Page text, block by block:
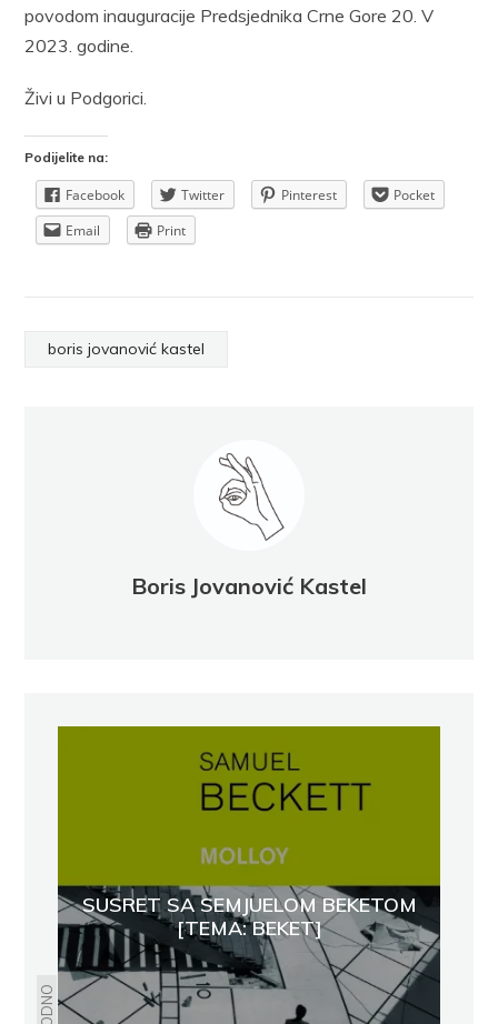
povodom inauguracije Predsjednika Crne Gore 20. V
2023. godine.
Živi u Podgorici.
Podijelite na:
Facebook Twitter Pinterest
Pocket
Email
Print
boris jovanović kastel
Boris Jovanović Kastel
SUSRET SA SEMJUELOM BEKETOM
[TEMA: BEKET]